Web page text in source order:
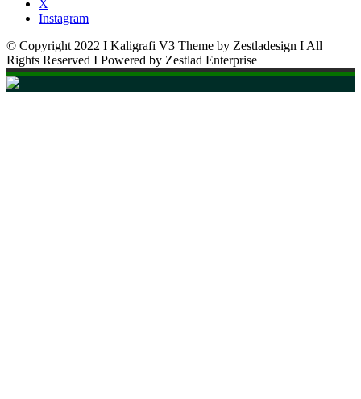
X
Instagram
© Copyright 2022 I Kaligrafi V3 Theme by Zestladesign I All
Rights Reserved I Powered by Zestlad Enterprise